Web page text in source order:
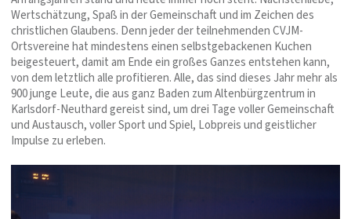
Wertschätzung, Spaß in der Gemeinschaft und im Zeichen des
christlichen Glaubens. Denn jeder der teilnehmenden CVJM-
Ortsvereine hat mindestens einen selbstgebackenen Kuchen
beigesteuert, damit am Ende ein großes Ganzes entstehen kann,
von dem letztlich alle profitieren. Alle, das sind dieses Jahr mehr als
900 junge Leute, die aus ganz Baden zum Altenbürgzentrum in
Karlsdorf-Neuthard gereist sind, um drei Tage voller Gemeinschaft
und Austausch, voller Sport und Spiel, Lobpreis und geistlicher
Impulse zu erleben.